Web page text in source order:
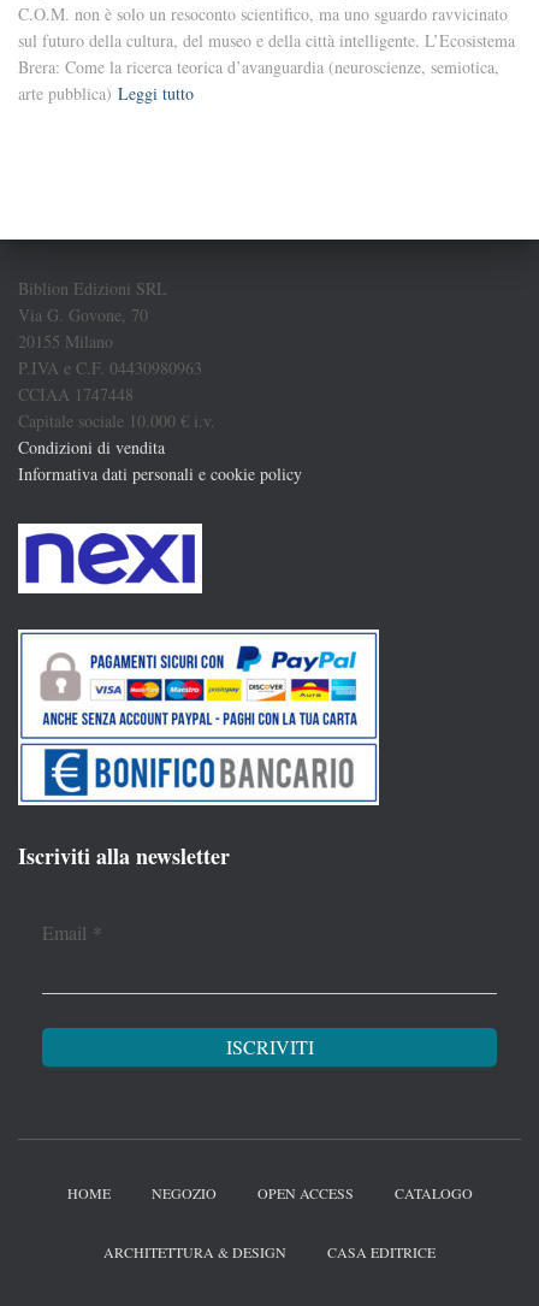
C.O.M. non è solo un resoconto scientifico, ma uno sguardo ravvicinato
sul futuro della cultura, del museo e della città intelligente. L’Ecosistema
Brera: Come la ricerca teorica d’avanguardia (neuroscienze, semiotica,
arte pubblica) Leggi tutto
Biblion Edizioni SRL
Via G. Govone, 70
20155 Milano
P.IVA e C.F. 04430980963
CCIAA 1747448
Capitale sociale 10.000 € i.v.
Condizioni di vendita
Informativa dati personali e cookie policy
Iscriviti alla newsletter
Email *
HOME NEGOZIO OPEN ACCESS CATALOGO
ARCHITETTURA & DESIGN CASA EDITRICE